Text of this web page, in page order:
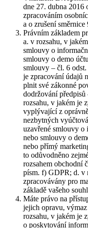
dne 27. dubna 2016
zpracováním
a o zrušení
Právním základem
a. v rozsahu, v
smlouvy o
smlouvy o demo
smlouvy – čl. 6
je zpracování údajů
plnit své zákonné
dodržování
rozsahu, v jakém je
vyplývající z
nezbytných
uzavřené smlouvy o
nebo smlouvy o
nebo přímý
to odůvodněno
rozsahem obchodní
písm. f) GDPR; d. v
zpracovávány pro
základě vašeho
Máte právo na
jejich opravu,
rozsahu, v jakém je
o poskytování